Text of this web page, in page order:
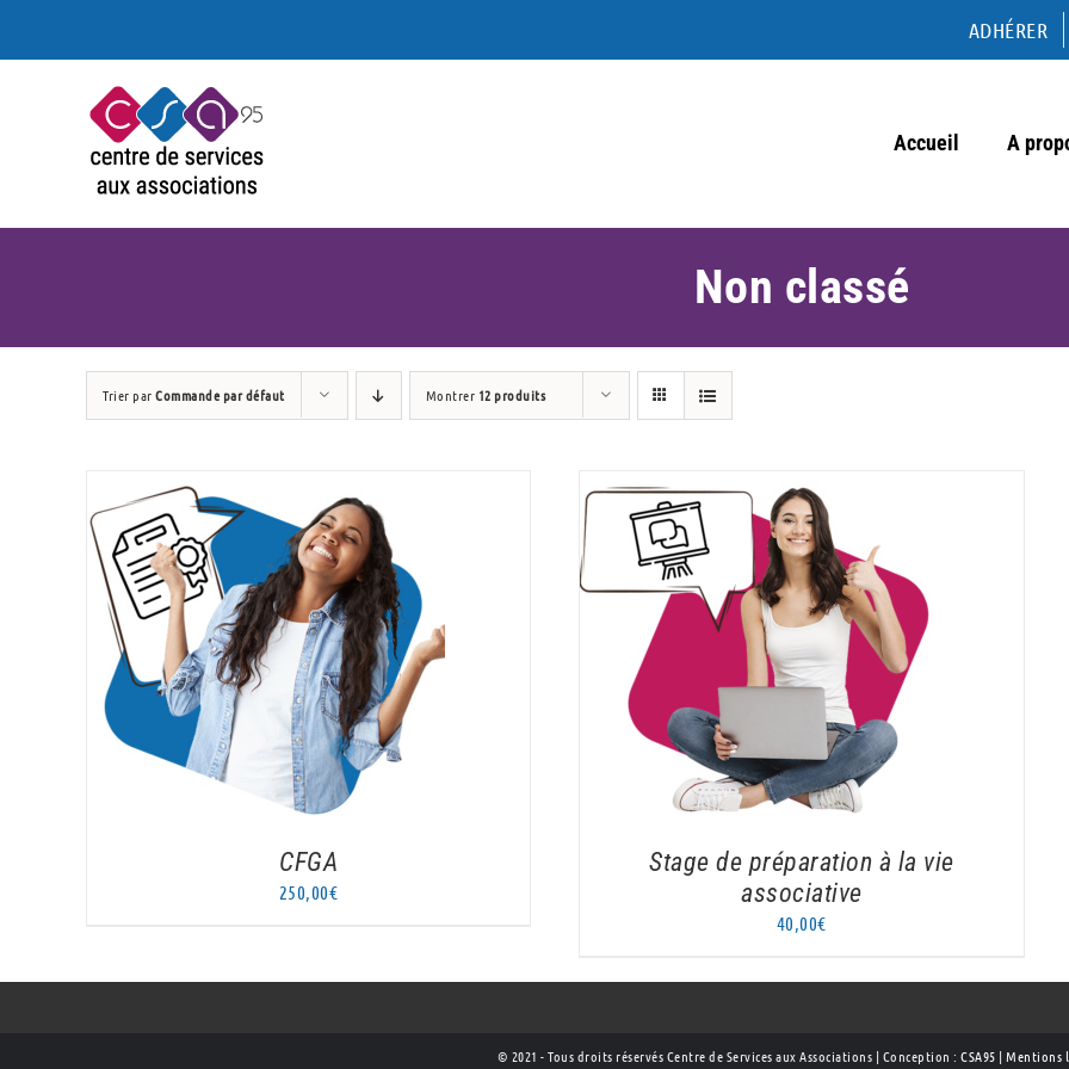
ADHÉRER
Accueil A
Non classé
Trier parCommande par défaut Montrer 12 produits
AJOUTER AU PANIER / DÉTAILS
CFGA
250,00€
AJOUTER AU PANIER / DÉTAILS
Stage de préparation à la vie
associative
40,00€
© 2021 - Tous droits réservés Centre de Services aux Associations | Conception :CSA95 |Mentions